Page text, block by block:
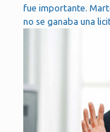
fue importante.
no se ganaba una